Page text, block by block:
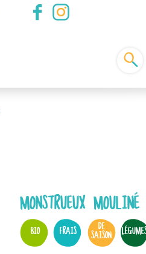
MONSTRUEUX
BIO FRAIS
DE
SAISON